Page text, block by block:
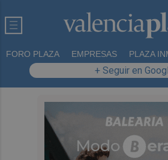
FORO PLAZA EMPRESAS PLAZA
+ Seguir en